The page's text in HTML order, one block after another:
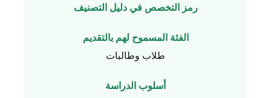
رمز التخصص في دليل التصنيف
الفئة المسموح لهم بالتقديم
طلاب وطالبات
أسلوب الدراسة